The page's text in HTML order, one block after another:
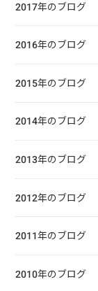
2017年のブログ
2016年のブログ
2015年のブログ
2014年のブログ
2013年のブログ
2012年のブログ
2011年のブログ
2010年のブログ